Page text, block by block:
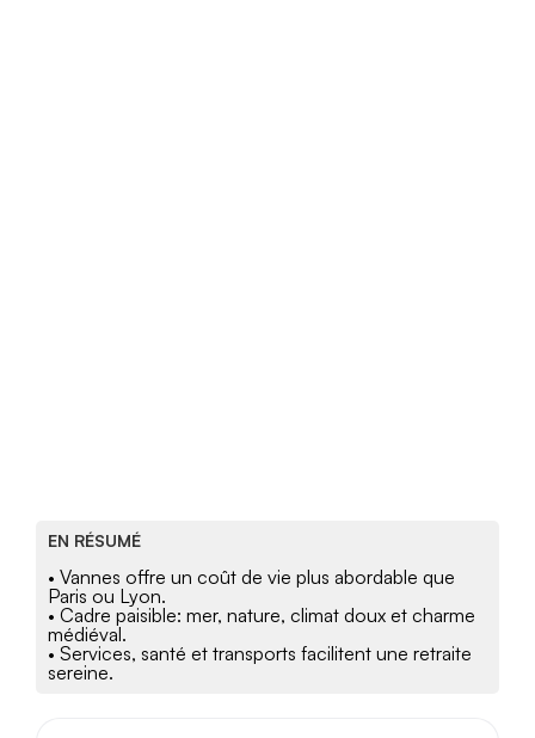
EN RÉSUMÉ
• Vannes offre un coût de vie plus abordable que
Paris ou Lyon.
• Cadre paisible: mer, nature, climat doux et charme
médiéval.
• Services, santé et transports facilitent une retraite
sereine.